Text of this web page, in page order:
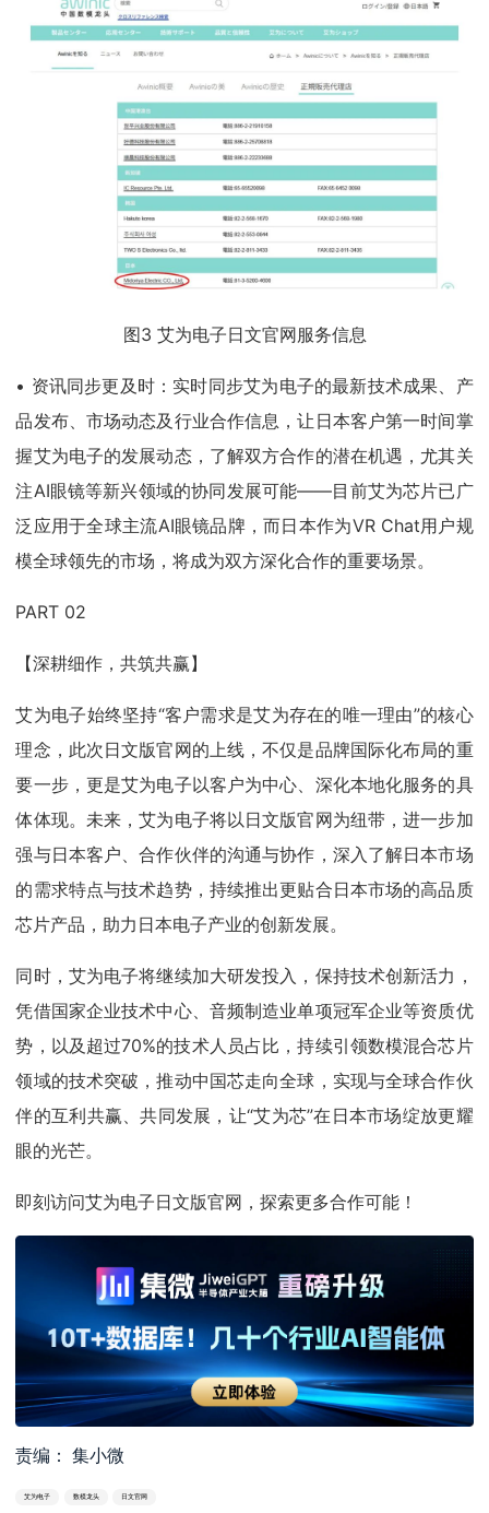
图3 艾为电子日文官网服务信息
• 资讯同步更及时：实时同步艾为电子的最新技术成果、产
品发布、市场动态及行业合作信息，让日本客户第一时间掌
握艾为电子的发展动态，了解双方合作的潜在机遇，尤其关
注AI眼镜等新兴领域的协同发展可能——目前艾为芯片已广
泛应用于全球主流AI眼镜品牌，而日本作为VR Chat用户规
模全球领先的市场，将成为双方深化合作的重要场景。
PART 02
【深耕细作，共筑共赢】
艾为电子始终坚持“客户需求是艾为存在的唯一理由”的核心
理念，此次日文版官网的上线，不仅是品牌国际化布局的重
要一步，更是艾为电子以客户为中心、深化本地化服务的具
体体现。未来，艾为电子将以日文版官网为纽带，进一步加
强与日本客户、合作伙伴的沟通与协作，深入了解日本市场
的需求特点与技术趋势，持续推出更贴合日本市场的高品质
芯片产品，助力日本电子产业的创新发展。
同时，艾为电子将继续加大研发投入，保持技术创新活力，
凭借国家企业技术中心、音频制造业单项冠军企业等资质优
势，以及超过70%的技术人员占比，持续引领数模混合芯片
领域的技术突破，推动中国芯走向全球，实现与全球合作伙
伴的互利共赢、共同发展，让“艾为芯”在日本市场绽放更耀
眼的光芒。
即刻访问艾为电子日文版官网，探索更多合作可能！
责编： 集小微
艾为电子 数模龙头 日文官网